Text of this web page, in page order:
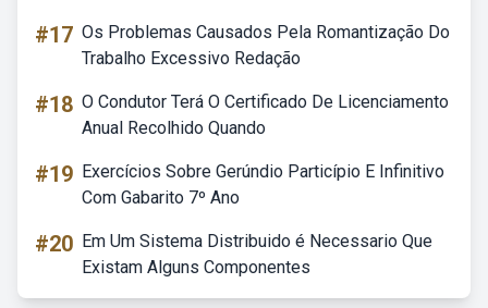
#17 Os Problemas Causados Pela Romantização Do
Trabalho Excessivo Redação
#18 O Condutor Terá O Certificado De Licenciamento
Anual Recolhido Quando
#19 Exercícios Sobre Gerúndio Particípio E Infinitivo
Com Gabarito 7º Ano
#20 Em Um Sistema Distribuido é Necessario Que
Existam Alguns Componentes